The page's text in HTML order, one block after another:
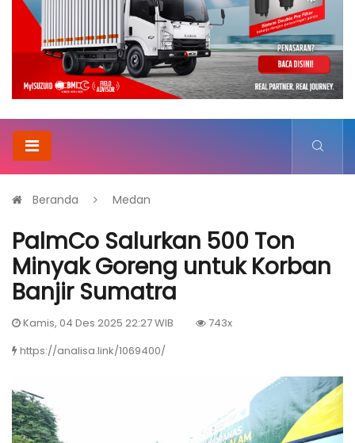
Beranda Medan
PalmCo Salurkan 500 Ton
Minyak Goreng untuk Korban
Banjir Sumatra
Kamis, 04 Des 2025 22:27 WIB
743x
https://analisa.link/1069400/